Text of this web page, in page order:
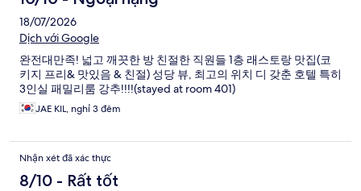
18/07/2026
Dịch với Google
완전대만족! 넓고 깨끗한 방 친절한 직원들 1층 래스토랑 맛집(코
키지 프리& 맛있음 & 친절) 성당 뷰, 최고의 위치 디 갖춘 호텔 특히
3인실 패밀리룸 강추!!!!(stayed at room 401)
JAE KIL, nghỉ 3 đêm
Nhận xét đã xác thực
8/10 - Rất tốt